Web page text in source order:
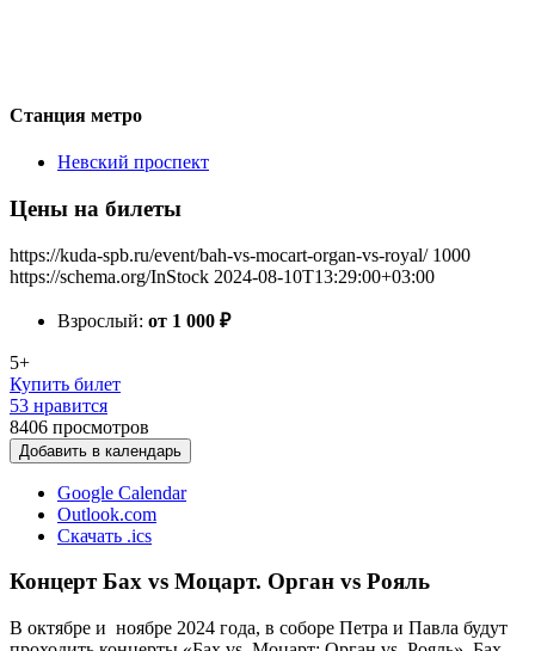
Станция метро
Невский проспект
Цены на билеты
https://kuda-spb.ru/event/bah-vs-mocart-organ-vs-royal/ 1000
https://schema.org/InStock 2024-08-10T13:29:00+03:00
Взрослый: от 1 000 ₽
5+
Купить билет
53 нравится
8406 просмотров
Добавить в календарь
Google Calendar
Outlook.com
Скачать .ics
Концерт Бах vs Моцарт. Орган vs Рояль
В октябре и ноябре 2024 года, в соборе Петра и Павла будут